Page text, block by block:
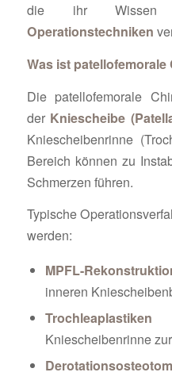
die ihr
Operationstechniken
Was ist patellofemorale
Die patellofemorale
der Kniescheibe
Kniescheibenrinne
Bereich können zu
Schmerzen führen.
Typische
werden:
MPFL-
inneren
Trochleaplastiken
Kniescheibenrinne